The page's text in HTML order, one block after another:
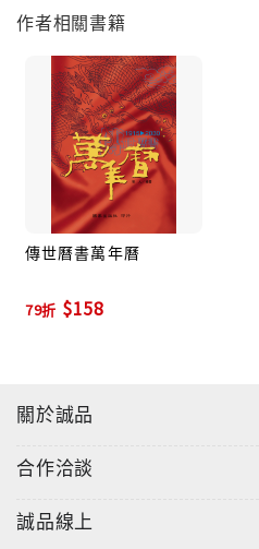
作者相關書籍
傳世曆書萬年曆
79折 $158
關於誠品
合作洽談
誠品線上